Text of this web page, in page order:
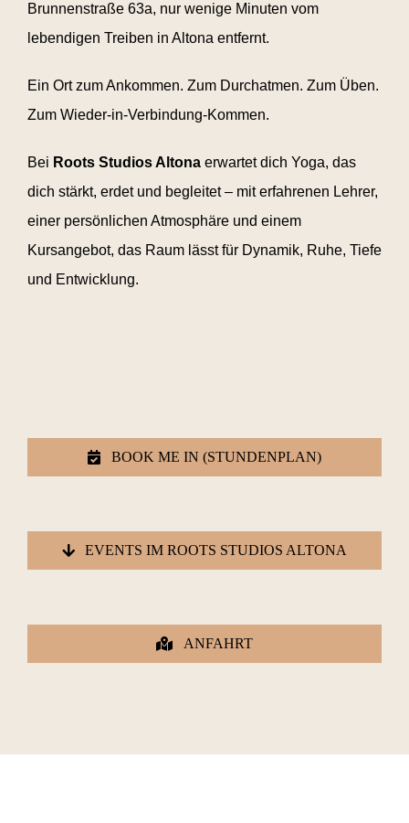
Brunnenstraße 63a, nur wenige Minuten vom
lebendigen Treiben in Altona entfernt.
Ein Ort zum Ankommen. Zum Durchatmen. Zum Üben.
Zum Wieder-in-Verbindung-Kommen.
Bei Roots Studios Altonaerwartet dich Yoga, das
dich stärkt, erdet und begleitet – mit erfahrenen Lehrer,
einer persönlichen Atmosphäre und einem
Kursangebot, das Raum lässt für Dynamik, Ruhe, Tiefe
und Entwicklung.
BOOK ME IN (STUNDENPLAN)
EVENTS IM ROOTS STUDIOS ALTONA
ANFAHRT